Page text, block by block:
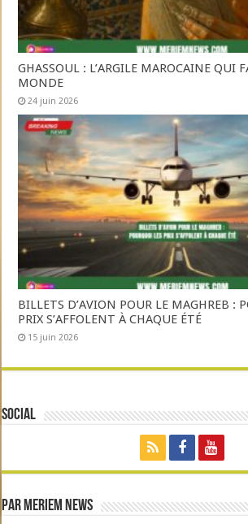
GHASSOUL : L’ARGILE MAROCAINE QUI
MONDE
24 juin 2026
BILLETS D’AVION POUR LE MAGHREB :
PRIX S’AFFOLENT À CHAQUE ÉTÉ
15 juin 2026
Social
Par Meriem News